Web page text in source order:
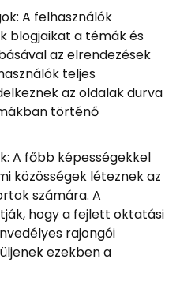
A felhasználók
blogjaikat a témák és
az elrendezések
teljes
az oldalak durva
történő
A főbb képességekkel
közösségek léteznek az
számára. A
hogy a fejlett oktatási
rajongói
ezekben a